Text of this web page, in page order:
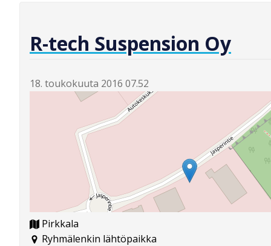
R-tech Suspension Oy
18. toukokuuta 2016 07.52
Pirkkala
Ryhmälenkin lähtöpaikka